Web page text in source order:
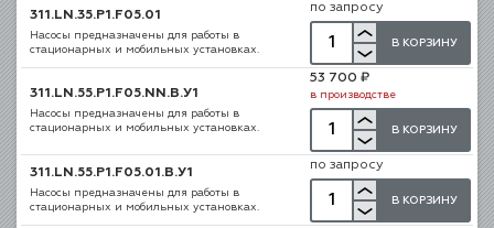
311.LN.35.P1.F05.01
Насосы предназначены для работы в
стационарных и мобильных установках.
по запросу
В КОРЗИНУ
311.LN.55.P1.F05.NN.В.У1
Насосы предназначены для работы в
стационарных и мобильных установках.
53 700 ₽
в производстве
В КОРЗИНУ
311.LN.55.P1.F05.01.В.У1
Насосы предназначены для работы в
стационарных и мобильных установках.
по запросу
В КОРЗИНУ